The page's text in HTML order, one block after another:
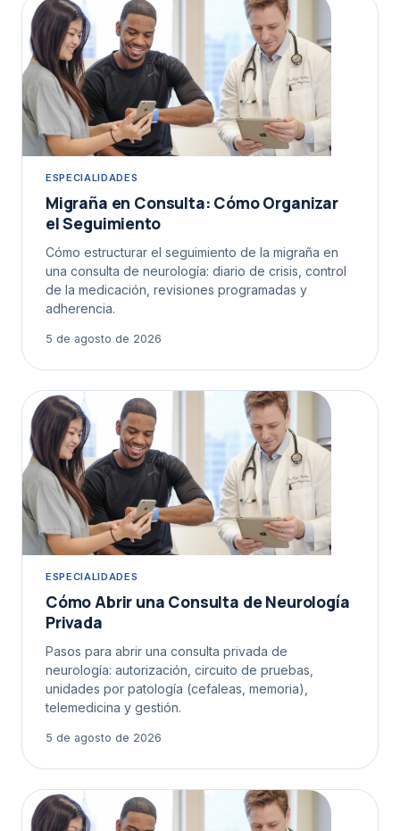
ESPECIALIDADES
Migraña en Consulta: Cómo Organizar
el Seguimiento
Cómo estructurar el seguimiento de la migraña en
una consulta de neurología: diario de crisis, control
de la medicación, revisiones programadas y
adherencia.
5 de agosto de 2026
ESPECIALIDADES
Cómo Abrir una Consulta de Neurología
Privada
Pasos para abrir una consulta privada de
neurología: autorización, circuito de pruebas,
unidades por patología (cefaleas, memoria),
telemedicina y gestión.
5 de agosto de 2026